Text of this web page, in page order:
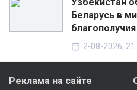
Узбекистан
Беларусь в
благополучия
2-08-2026,
Реклама на сайте